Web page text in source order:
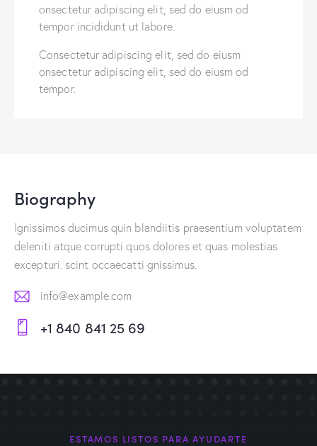
onsectetur adipiscing elit, sed do eiusm od
tempor incididunt ut labore.
Consectetur adipiscing elit, sed do eiusm
onsectetur adipiscing elit, sed do eiusm od
tempor.
Biography
Ignissimos ducimus quin blandiitis praesentium voluptatem
deleniti atque corrupti quos dolores et quas molestias
excepturi. scint occaecatti gnissimus.
E-
m
info@example.com
+1 840 841 25 69
ESTAMOS LISTOS PARA AYUDARTE